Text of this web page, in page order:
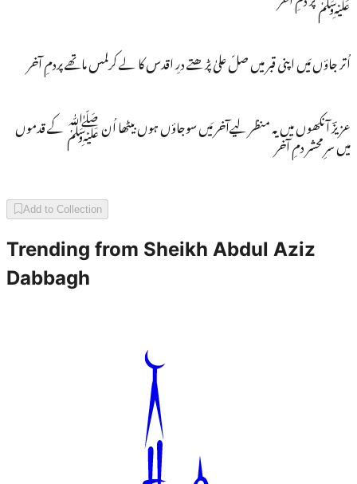
اُتر جاؤں مَیں اپنی قبر میں صلّ علیٰ پڑھتے درِ اقدس کا لے کرلمس ماتھے پردمِ آخر
عزیزؔ آنکھوں میں یہ منظر لیےآخر مَیں سوجاؤں ہوں بیٹھا اُن ﷺ کے قدموں
میں سرِ محشر دمِ آخر
Add to Collection
Trending from Sheikh Abdul Aziz
Dabbagh